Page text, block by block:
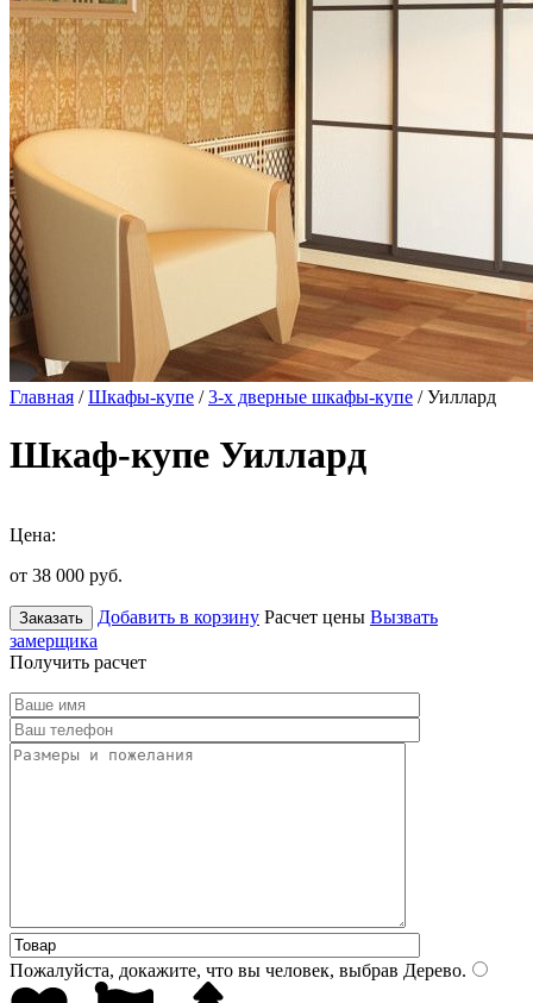
Главная /Шкафы-купе /3-х дверные шкафы-купе / Уиллард
Шкаф-купе Уиллард
Цена:
от 38 000 руб.
Заказать Добавить в корзину Расчет цены Вызвать
замерщика
Получить расчет
Пожалуйста, докажите, что вы человек, выбрав Дерево.